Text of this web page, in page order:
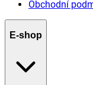
Obchodní
E-shop